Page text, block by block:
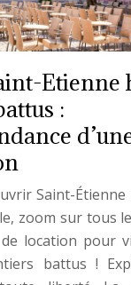
Etienne
:
Saint-
zoom sur tous
location pour
battus !